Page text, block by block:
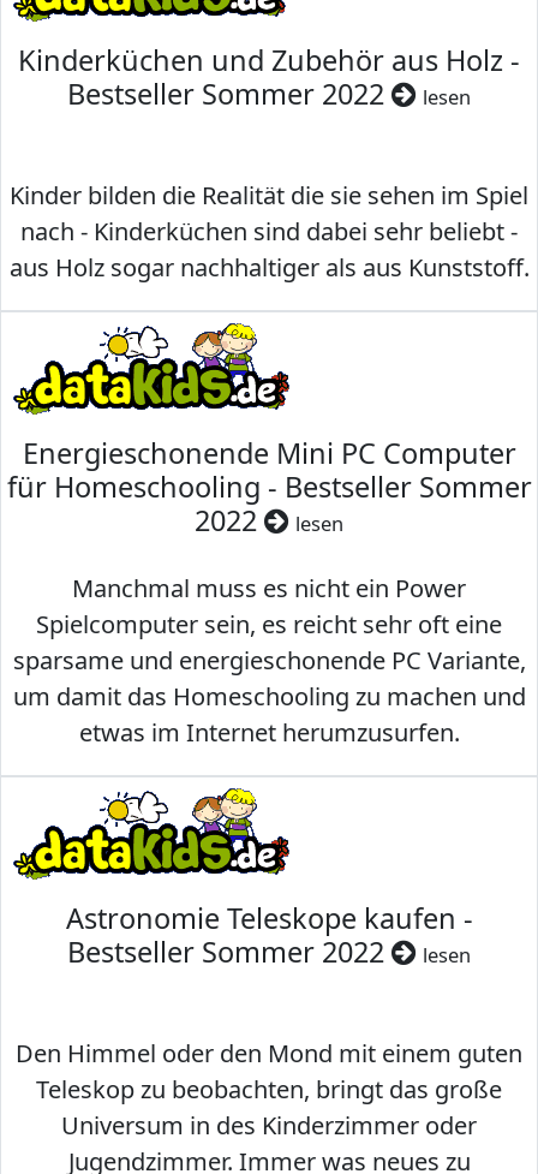
Kinderküchen und Zubehör aus Holz -
Bestseller Sommer 2022
lesen
Kinder bilden die Realität die sie sehen im Spiel
nach - Kinderküchen sind dabei sehr beliebt -
aus Holz sogar nachhaltiger als aus Kunststoff.
Energieschonende Mini PC Computer
für Homeschooling - Bestseller Sommer
2022
lesen
Manchmal muss es nicht ein Power
Spielcomputer sein, es reicht sehr oft eine
sparsame und energieschonende PC Variante,
um damit das Homeschooling zu machen und
etwas im Internet herumzusurfen.
Astronomie Teleskope kaufen -
Bestseller Sommer 2022
lesen
Den Himmel oder den Mond mit einem guten
Teleskop zu beobachten, bringt das große
Universum in des Kinderzimmer oder
Jugendzimmer. Immer was neues zu